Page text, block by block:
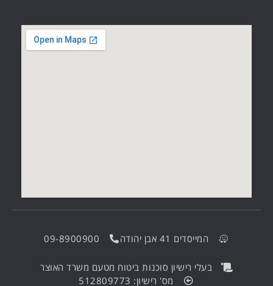
המייסדים 41 אבן יהודה 09-8900900
בעלי רישיון סוכנות ביטוח מטעם משרד האוצר
מס' רישיון: 512809773